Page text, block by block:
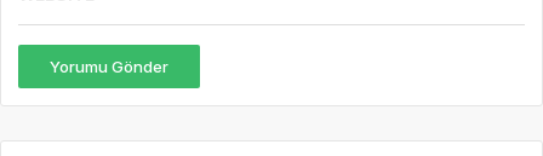
Yorumu Gönder